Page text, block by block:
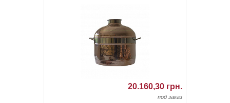
20.160,30 грн.
под заказ